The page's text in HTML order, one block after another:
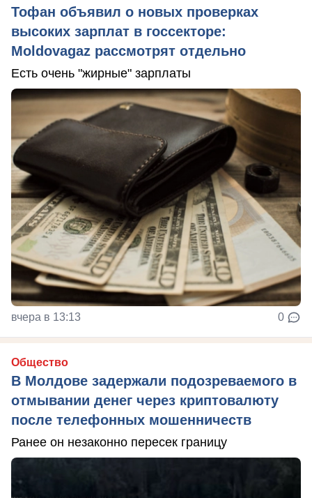
Тофан объявил о новых проверках
высоких зарплат в госсекторе:
Moldovagaz рассмотрят отдельно
Есть очень "жирные" зарплаты
вчера в 13:13 0
Общество
В Молдове задержали подозреваемого в
отмывании денег через криптовалюту
после телефонных мошенничеств
Ранее он незаконно пересек границу